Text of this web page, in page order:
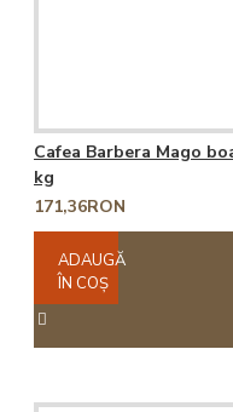
Cafea Barbera Mago
kg
171,36RON
ADAUGĂ
ÎN COŞ